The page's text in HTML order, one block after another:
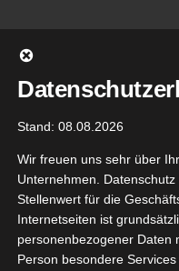
springen
Stand: 08.08.2026
Wir freuen uns sehr über
Unternehmen.
Stellenwert für die
Internetseiten ist
personenbezogener Daten
Person besondere